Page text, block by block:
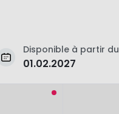
Disponible à partir du
01.02.2027